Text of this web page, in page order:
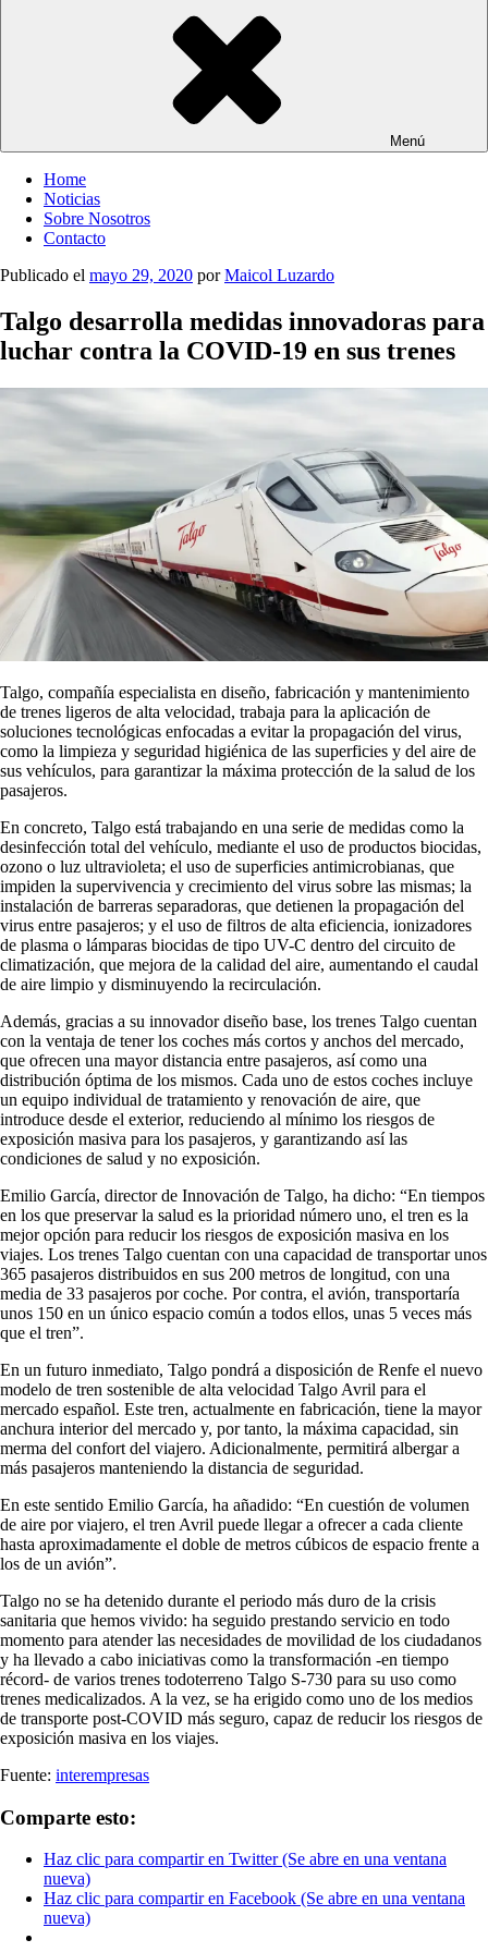
Menú
Home
Noticias
Sobre Nosotros
Contacto
Publicado el mayo 29, 2020 porMaicol Luzardo
Talgo desarrolla medidas innovadoras para
luchar contra la COVID-19 en sus trenes
Talgo, compañía especialista en diseño, fabricación y mantenimiento
de trenes ligeros de alta velocidad, trabaja para la aplicación de
soluciones tecnológicas enfocadas a evitar la propagación del virus,
como la limpieza y seguridad higiénica de las superficies y del aire de
sus vehículos, para garantizar la máxima protección de la salud de los
pasajeros.
En concreto, Talgo está trabajando en una serie de medidas como la
desinfección total del vehículo, mediante el uso de productos biocidas,
ozono o luz ultravioleta; el uso de superficies antimicrobianas, que
impiden la supervivencia y crecimiento del virus sobre las mismas; la
instalación de barreras separadoras, que detienen la propagación del
virus entre pasajeros; y el uso de filtros de alta eficiencia, ionizadores
de plasma o lámparas biocidas de tipo UV-C dentro del circuito de
climatización, que mejora de la calidad del aire, aumentando el caudal
de aire limpio y disminuyendo la recirculación.
Además, gracias a su innovador diseño base, los trenes Talgo cuentan
con la ventaja de tener los coches más cortos y anchos del mercado,
que ofrecen una mayor distancia entre pasajeros, así como una
distribución óptima de los mismos. Cada uno de estos coches incluye
un equipo individual de tratamiento y renovación de aire, que
introduce desde el exterior, reduciendo al mínimo los riesgos de
exposición masiva para los pasajeros, y garantizando así las
condiciones de salud y no exposición.
Emilio García, director de Innovación de Talgo, ha dicho: “En tiempos
en los que preservar la salud es la prioridad número uno, el tren es la
mejor opción para reducir los riesgos de exposición masiva en los
viajes. Los trenes Talgo cuentan con una capacidad de transportar unos
365 pasajeros distribuidos en sus 200 metros de longitud, con una
media de 33 pasajeros por coche. Por contra, el avión, transportaría
unos 150 en un único espacio común a todos ellos, unas 5 veces más
que el tren”.
En un futuro inmediato, Talgo pondrá a disposición de Renfe el nuevo
modelo de tren sostenible de alta velocidad Talgo Avril para el
mercado español. Este tren, actualmente en fabricación, tiene la mayor
anchura interior del mercado y, por tanto, la máxima capacidad, sin
merma del confort del viajero. Adicionalmente, permitirá albergar a
más pasajeros manteniendo la distancia de seguridad.
En este sentido Emilio García, ha añadido: “En cuestión de volumen
de aire por viajero, el tren Avril puede llegar a ofrecer a cada cliente
hasta aproximadamente el doble de metros cúbicos de espacio frente a
los de un avión”.
Talgo no se ha detenido durante el periodo más duro de la crisis
sanitaria que hemos vivido: ha seguido prestando servicio en todo
momento para atender las necesidades de movilidad de los ciudadanos
y ha llevado a cabo iniciativas como la transformación -en tiempo
récord- de varios trenes todoterreno Talgo S-730 para su uso como
trenes medicalizados. A la vez, se ha erigido como uno de los medios
de transporte post-COVID más seguro, capaz de reducir los riesgos de
exposición masiva en los viajes.
Fuente: interempresas
Comparte esto:
Haz clic para compartir en Twitter (Se abre en una ventana
nueva)
Haz clic para compartir en Facebook (Se abre en una ventana
nueva)